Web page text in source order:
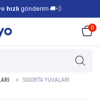
hızlı gönderim 🚚💨
0
SIGORTA YUVALARI